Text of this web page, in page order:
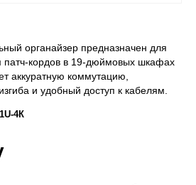
органайзер предназначен для
патч-кордов в 19-дюймовых шкафах
аккуратную коммутацию,
и удобный доступ к кабелям.
4К